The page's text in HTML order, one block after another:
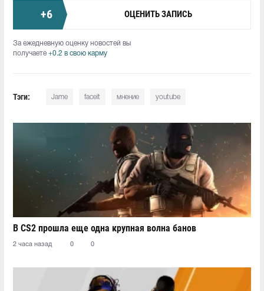
+6 ОЦЕНИТЬ ЗАПИСЬ
За ежедневную оценку новостей вы
получаете +0.2 в свою карму
Тэги: Jame faceit мнение youtube
В CS2 прошла еще одна крупная волна банов
2 часа назад 0 0